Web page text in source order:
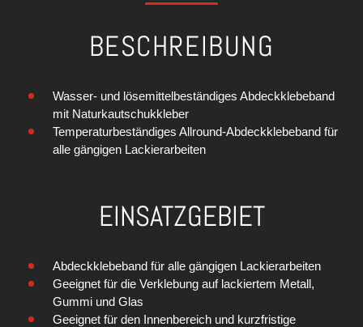
BESCHREIBUNG
Wasser- und lösemittelbeständiges Abdeckklebeband
mit Naturkautschukkleber
Temperaturbeständiges Allround-Abdeckklebeband für
alle gängigen Lackierarbeiten
EINSATZGEBIET
Abdeckklebeband für alle gängigen Lackierarbeiten
Geeignet für die Verklebung auf lackiertem Metall,
Gummi und Glas
Geeignet für den Innenbereich und kurzfristige